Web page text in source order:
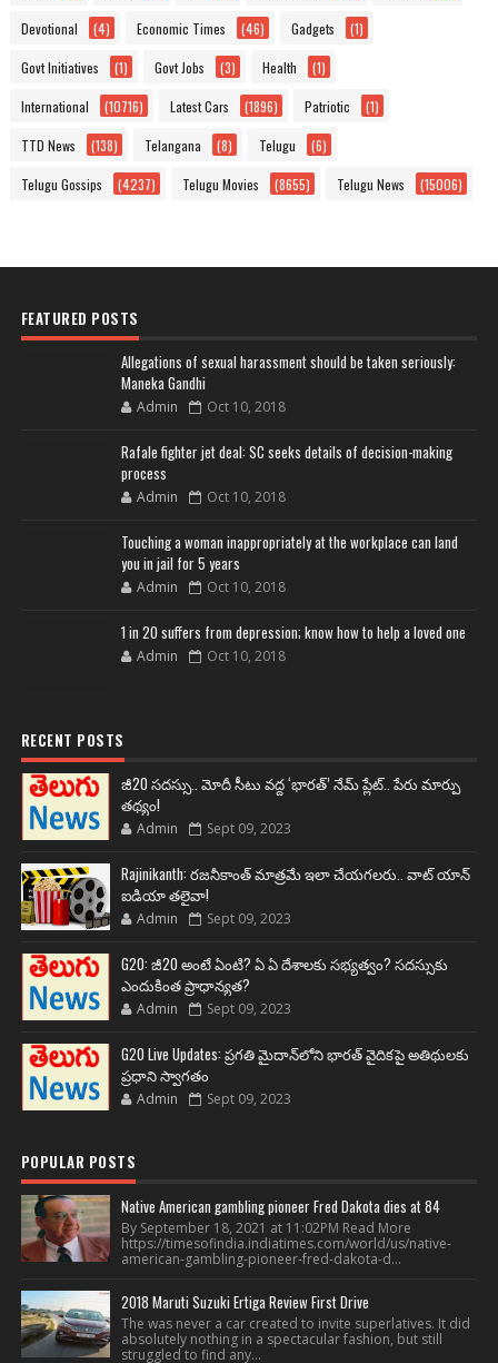
Devotional (4) Economic Times (46) Gadgets (1)
Govt Initiatives (1) Govt Jobs (3) Health (1)
International (10716) Latest Cars (1896) Patriotic (1)
TTD News (138) Telangana (8) Telugu (6)
Telugu Gossips (4237) Telugu Movies (8655) Telugu News (15006)
FEATURED POSTS
Allegations of sexual harassment should be taken seriously:
Maneka Gandhi
Admin Oct 10, 2018
Rafale fighter jet deal: SC seeks details of decision-making
process
Admin Oct 10, 2018
Touching a woman inappropriately at the workplace can land
you in jail for 5 years
Admin Oct 10, 2018
1 in 20 suffers from depression; know how to help a loved one
Admin Oct 10, 2018
RECENT POSTS
జీ20 సదస్సు.. మోదీ సీటు వద్ద ‘భారత్’ నేమ్ ప్లేట్‌.. పేరు మార్పు
తథ్యం!
Admin Sept 09, 2023
Rajinikanth: రజనీకాంత్ మాత్రమే ఇలా చేయగలరు.. వాట్ యాన్
ఐడియా తలైవా!
Admin Sept 09, 2023
G20: జీ20 అంటే ఏంటి? ఏ ఏ దేశాలకు సభ్యత్వం? సదస్సుకు
ఎందుకింత ప్రాధాన్యత?
Admin Sept 09, 2023
G20 Live Updates: ప్రగతి మైదాన్‌లోని భారత్ వైదికపై అతిథులకు
ప్రధాని స్వాగతం
Admin Sept 09, 2023
POPULAR POSTS
Native American gambling pioneer Fred Dakota dies at 84
By September 18, 2021 at 11:02PM Read More
https://timesofindia.indiatimes.com/world/us/native-
american-gambling-pioneer-fred-dakota-d...
2018 Maruti Suzuki Ertiga Review First Drive
The was never a car created to invite superlatives. It did
absolutely nothing in a spectacular fashion, but still
struggled to find any...